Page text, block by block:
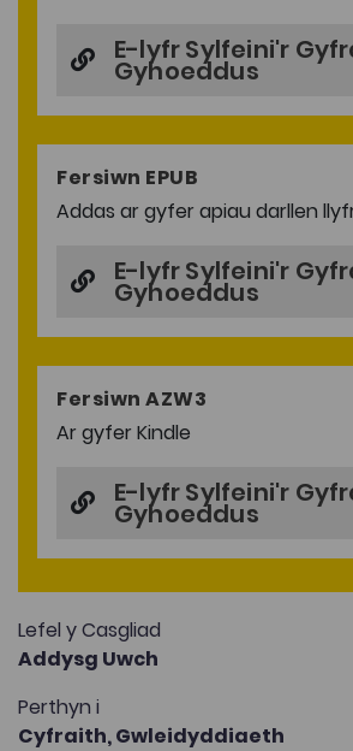
E-lyfr Sylfeini'r
Gyhoeddus
Fersiwn EPUB
Addas ar gyfer apiau darllen
E-lyfr Sylfeini'r
Gyhoeddus
Fersiwn AZW3
Ar gyfer Kindle
E-lyfr Sylfeini'r
Gyhoeddus
Lefel y Casgliad
Addysg Uwch
Perthyn i
Cyfraith,Gwleidyddiaeth